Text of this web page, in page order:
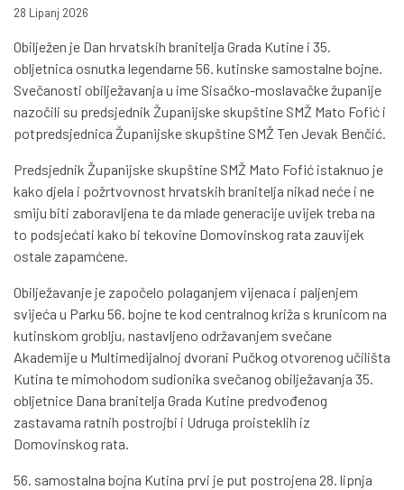
28 Lipanj 2026
Obilježen je Dan hrvatskih branitelja Grada Kutine i 35.
obljetnica osnutka legendarne 56. kutinske samostalne bojne.
Svečanosti obilježavanja u ime Sisačko-moslavačke županije
nazočili su predsjednik Županijske skupštine SMŽ Mato Fofić i
potpredsjednica Županijske skupštine SMŽ Ten Jevak Benčić.
Predsjednik Županijske skupštine SMŽ Mato Fofić istaknuo je
kako djela i požrtvovnost hrvatskih branitelja nikad neće i ne
smiju biti zaboravljena te da mlade generacije uvijek treba na
to podsjećati kako bi tekovine Domovinskog rata zauvijek
ostale zapamćene.
Obilježavanje je započelo polaganjem vijenaca i paljenjem
svijeća u Parku 56. bojne te kod centralnog križa s krunicom na
kutinskom groblju, nastavljeno održavanjem svečane
Akademije u Multimedijalnoj dvorani Pučkog otvorenog učilišta
Kutina te mimohodom sudionika svečanog obilježavanja 35.
obljetnice Dana branitelja Grada Kutine predvođenog
zastavama ratnih postrojbi i Udruga proisteklih iz
Domovinskog rata.
56. samostalna bojna Kutina prvi je put postrojena 28. lipnja